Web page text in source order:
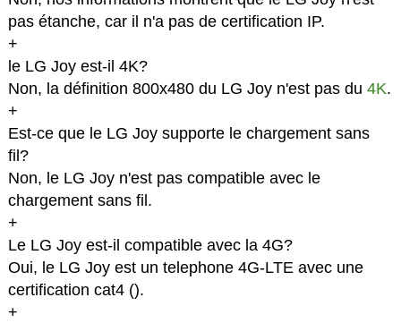
pas étanche, car il n'a pas de certification IP.
+
le LG Joy est-il 4K?
Non, la définition 800x480 du LG Joy n'est pas du 4K.
+
Est-ce que le LG Joy supporte le chargement sans
fil?
Non, le LG Joy n'est pas compatible avec le
chargement sans fil.
+
Le LG Joy est-il compatible avec la 4G?
Oui, le LG Joy est un telephone 4G-LTE avec une
certification cat4 ().
+